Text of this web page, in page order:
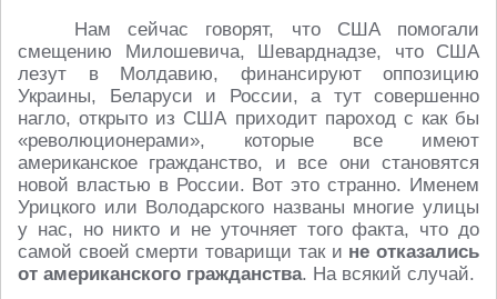
Нам сейчас говорят, что США помогали
смещению Милошевича, Шеварднадзе, что США
лезут в Молдавию, финансируют оппозицию
Украины, Беларуси и России, а тут совершенно
нагло, открыто из США приходит пароход с как бы
«революционерами», которые все имеют
американское гражданство, и все они становятся
новой властью в России. Вот это странно. Именем
Урицкого или Володарского названы многие улицы
у нас, но никто и не уточняет того факта, что до
самой своей смерти товарищи так и не отказались
от американского гражданства. На всякий случай.